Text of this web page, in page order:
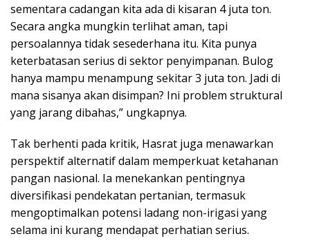
sementara cadangan kita ada di kisaran 4 juta ton.
Secara angka mungkin terlihat aman, tapi
persoalannya tidak sesederhana itu. Kita punya
keterbatasan serius di sektor penyimpanan. Bulog
hanya mampu menampung sekitar 3 juta ton. Jadi di
mana sisanya akan disimpan? Ini problem struktural
yang jarang dibahas,” ungkapnya.
Tak berhenti pada kritik, Hasrat juga menawarkan
perspektif alternatif dalam memperkuat ketahanan
pangan nasional. Ia menekankan pentingnya
diversifikasi pendekatan pertanian, termasuk
mengoptimalkan potensi ladang non-irigasi yang
selama ini kurang mendapat perhatian serius.